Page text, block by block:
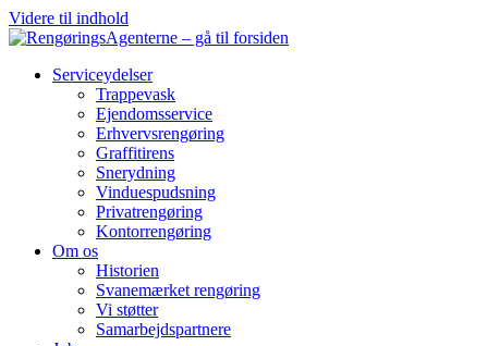
Videre til indhold
Serviceydelser
Trappevask
Ejendomsservice
Erhvervsrengøring
Graffitirens
Snerydning
Vinduespudsning
Privatrengøring
Kontorrengøring
Om os
Historien
Svanemærket rengøring
Vi støtter
Samarbejdspartnere